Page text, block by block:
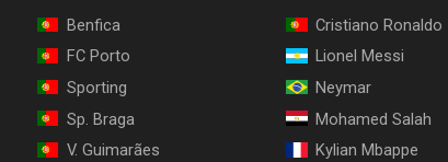
Benfica
FC Porto
Sporting
Sp. Braga
V. Guimarães
Cristiano Ronaldo
Lionel Messi
Neymar
Mohamed Salah
Kylian Mbappe